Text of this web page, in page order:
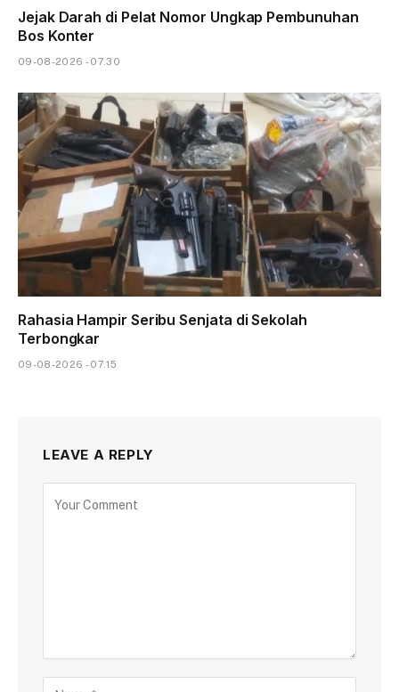
Jejak Darah di Pelat Nomor Ungkap Pembunuhan
Bos Konter
09-08-2026 - 07.30
Rahasia Hampir Seribu Senjata di Sekolah
Terbongkar
09-08-2026 - 07.15
LEAVE A REPLY